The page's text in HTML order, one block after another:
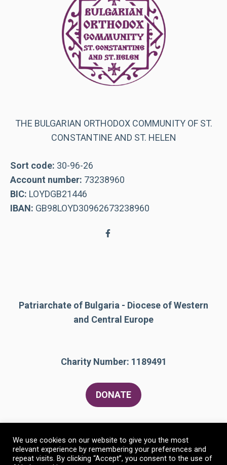
THE BULGARIAN ORTHODOX COMMUNITY OF ST.
CONSTANTINE AND ST. HELEN
Sort code: 30-96-26
Account number: 73238960
BIC: LOYDGB21446
IBAN: GB98LOYD30962673238960
Patriarchate of Bulgaria - Diocese of Western
and Central Europe
Charity Number: 1189491
DONATE
We use cookies on our website to give you the most
relevant experience by remembering your preferences and
repeat visits. By clicking “Accept”, you consent to the use of